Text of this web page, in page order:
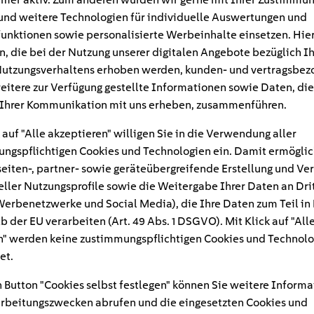
#
badezimmer-
weitere Technologien für individuelle Auswertungen und
sowie personalisierte Werbeinhalte einsetzen.
die bei der Nutzung unserer digitalen Angebote bezüglich
erhoben werden, kunden- und
zur Verfügung gestellte Informationen sowie Daten,
Kommunikation mit uns erheben, zusammenführen.
"Alle akzeptieren" willigen Sie in die Verwendung aller
Cookies und Technologien ein. Damit
, partner- sowie geräteübergreifende Erstellung und
Nutzungsprofile sowie die Weitergabe Ihrer Daten an
und Social Media), die Ihre Daten zum Teil in
der EU verarbeiten (Art. 49 Abs. 1 DSGVO). Mit Klick auf
werden keine zustimmungspflichtigen Cookies und
Button "Cookies selbst festlegen" können Sie weitere
abrufen und die eingesetzten Cookies und